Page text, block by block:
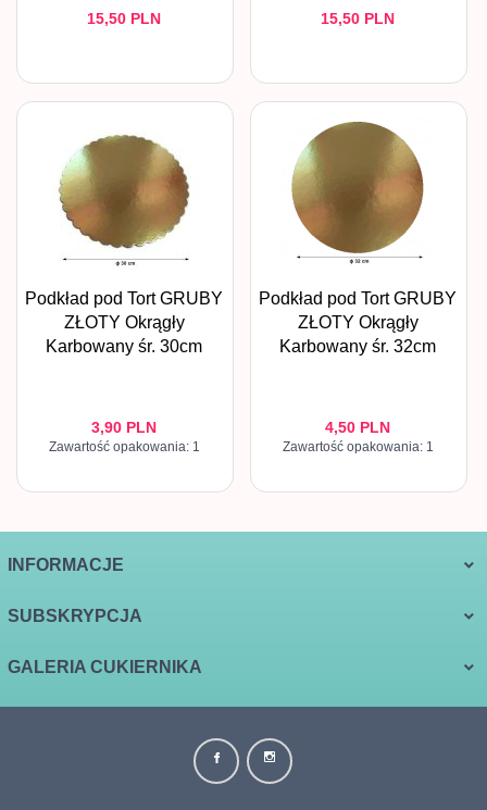
15,50 PLN 15,50 PLN
Podkład pod Tort GRUBY
ZŁOTY Okrągły
Karbowany śr. 30cm
3,90 PLN
Zawartość opakowania: 1
Podkład pod Tort GRUBY
ZŁOTY Okrągły
Karbowany śr. 32cm
4,50 PLN
Zawartość opakowania: 1
INFORMACJE
SUBSKRYPCJA
GALERIA CUKIERNIKA